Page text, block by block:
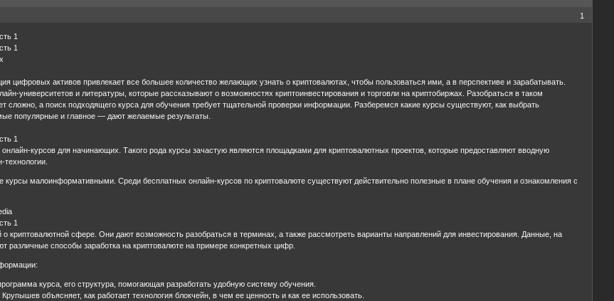
1
1
1
цифровых активов привлекает все большее количество желающих узнать о криптовалютах, чтобы пользоваться ими, а в перспективе и зарабатывать.
университетов и литературы, которые рассказывают о возможностях криптоинвестирования и торговли на криптобиржах. Разобраться в таком
сложно, а поиск подходящего курса для обучения требует тщательной проверки информации. Разберемся какие курсы существуют, как выбрать
популярные и главное — дают желаемые результаты.
1
курсов для начинающих. Такого рода курсы зачастую являются площадками для криптовалютных проектов, которые предоставляют вводную
курсы малоинформативными. Среди бесплатных онлайн-курсов по криптовалюте существуют действительно полезные в плане обучения и ознакомления с
1
о криптовалютной сфере. Они дают возможность разобраться в терминах, а также рассмотреть варианты направлений для инвестирования. Данные, на
различные способы заработка на криптовалюте на примере конкретных цифр.
курса, его структура, помогающая разработать удобную систему обучения.
объясняет, как работает технология блокчейн, в чем ее ценность и как ее использовать.